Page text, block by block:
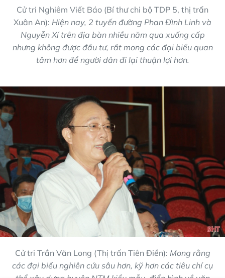
Cử tri Nghiêm Viết Báo (Bí thư chi bộ TDP 5, thị trấn
Xuân An): Hiện nay, 2 tuyến đường Phan Đình Linh và
Nguyễn Xí trên địa bàn nhiều năm qua xuống cấp
nhưng không được đầu tư, rất mong các đại biểu quan
tâm hơn để người dân đi lại thuận lợi hơn.
Cử tri Trần Văn Long (Thị trấn Tiên Điền): Mong rằng
các đại biểu nghiên cứu sâu hơn, kỹ hơn các tiêu chí cụ